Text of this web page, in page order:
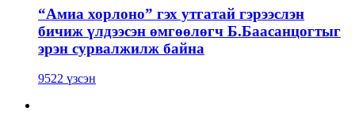
“Амиа хорлоно” гэх утгатай гэрээслэн
бичиж үлдээсэн өмгөөлөгч Б.Баасанцогтыг
эрэн сурвалжилж байна
9522 үзсэн